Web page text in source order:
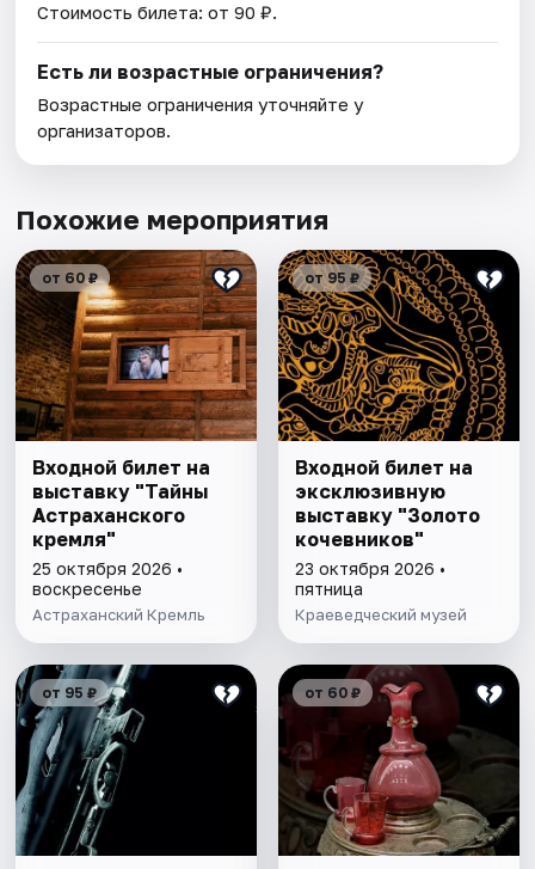
Стоимость билета: от 90 ₽.
Есть ли возрастные ограничения?
Возрастные ограничения уточняйте у
организаторов.
Похожие мероприятия
от 60 ₽
Входной билет на
выставку "Тайны
Астраханского
кремля"
25 октября 2026 •
воскресенье
Астраханский Кремль
от 95 ₽
Входной билет на
эксклюзивную
выставку "Золото
кочевников"
23 октября 2026 •
пятница
Краеведческий музей
от 95 ₽ от 60 ₽